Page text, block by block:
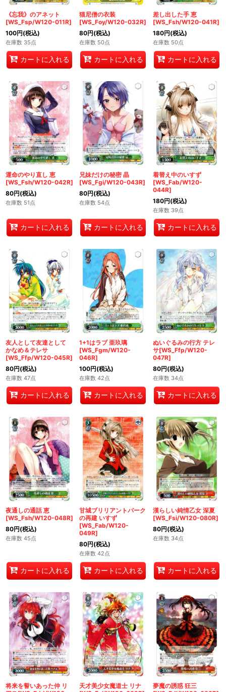
《忘我》のアネット
[WS_Fsp/W120-011R]
100円(税込)
在庫数 35点
カートに入れる
猫尼僧の衣装
[WS_Foy/W120-032R]
80円(税込)
在庫数 50点
カートに入れる
差し出した手 恵
[WS_Fsh/W120-041R]
180円(税込)
在庫数 50点
カートに入れる
運命のやり直し 恵
[WS_Fsh/W120-042R]
80円(税込)
在庫数 51点
カートに入れる
兄妹だけの秘密 晶
[WS_Fgi/W120-043R]
80円(税込)
在庫数 54点
カートに入れる
着替え中のいすず
[WS_Fab/W120-
044R]
180円(税込)
在庫数 39点
カートに入れる
友人として友達として
かなめ＆テレサ
[WS_Ffp/W120-045R]
80円(税込)
在庫数 47点
カートに入れる
1+1はラブ 亜玖璃
[WS_Fgm/W120-
046R]
100円(税込)
在庫数 42点
カートに入れる
ぬいぐるみの行方 テレ
サ[WS_Ffp/W120-
047R]
80円(税込)
在庫数 34点
カートに入れる
夜通しの通話 恵
[WS_Fsh/W120-048R]
80円(税込)
在庫数 45点
カートに入れる
甘城ブリリアントパーク
の再建 いすず
[WS_Fab/W120-
049R]
80円(税込)
在庫数 42点
カートに入れる
漢らしい純情乙女 深夏
[WS_Fsi/W120-080R]
80円(税込)
在庫数 34点
カートに入れる
将来を誓いあった仲 リ
天才美少女魔道士 リナ
夢魔の誘惑 狂三